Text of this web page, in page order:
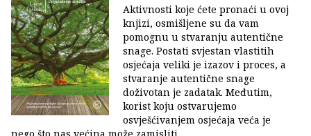
Aktivnosti koje ćete pronaći u ovoj
knjizi, osmišljene su da vam
pomognu u stvaranju autentične
snage. Postati svjestan vlastitih
osjećaja veliki je izazov i proces, a
stvaranje autentične snage
doživotan je zadatak. Međutim,
korist koju ostvarujemo
osvješćivanjem osjećaja veća je